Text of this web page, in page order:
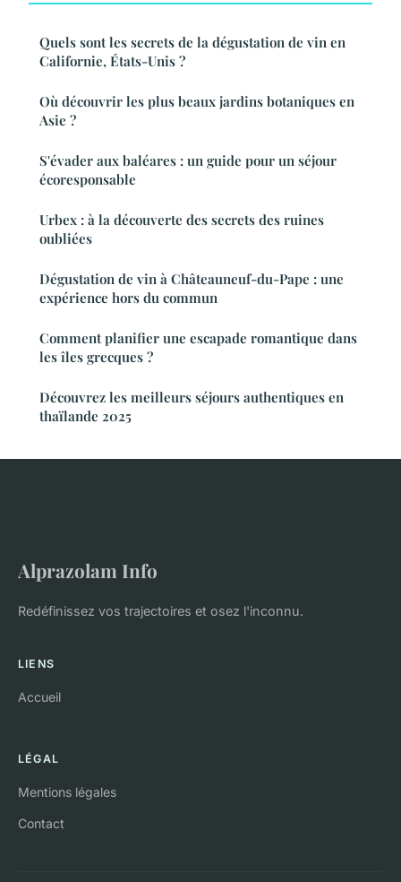
Quels sont les secrets de la dégustation de vin en
Californie, États-Unis ?
Où découvrir les plus beaux jardins botaniques en
Asie ?
S'évader aux baléares : un guide pour un séjour
écoresponsable
Urbex : à la découverte des secrets des ruines
oubliées
Dégustation de vin à Châteauneuf-du-Pape : une
expérience hors du commun
Comment planifier une escapade romantique dans
les îles grecques ?
Découvrez les meilleurs séjours authentiques en
thaïlande 2025
Alprazolam Info
Redéfinissez vos trajectoires et osez l'inconnu.
LIENS
Accueil
LÉGAL
Mentions légales
Contact